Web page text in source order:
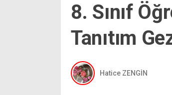
8. Sınıf
Tanıtım
Hatice ZENGİN